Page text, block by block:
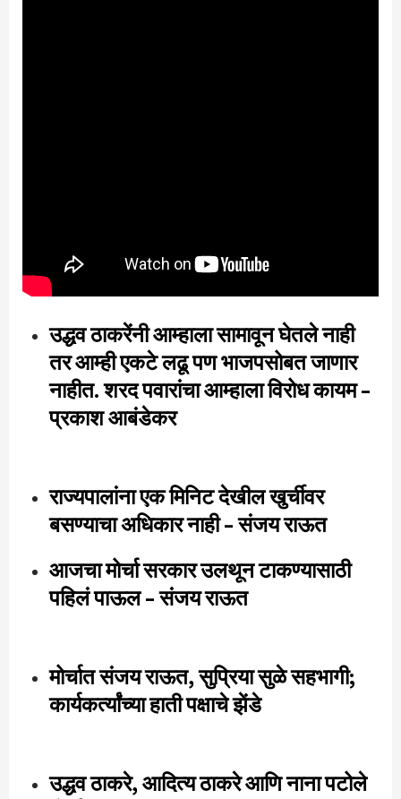
उद्धव ठाकरेंनी आम्हाला सामावून घेतले नाही
तर आम्ही एकटे लढू पण भाजपसोबत जाणार
नाहीत. शरद पवारांचा आम्हाला विरोध कायम –
प्रकाश आबंडेकर
राज्यपालांना एक मिनिट देखील खुर्चीवर
बसण्याचा अधिकार नाही – संजय राऊत
आजचा मोर्चा सरकार उलथून टाकण्यासाठी
पहिलं पाऊल – संजय राऊत
मोर्चात संजय राऊत, सुप्रिया सुळे सहभागी;
कार्यकर्त्यांच्या हाती पक्षाचे झेंडे
उद्धव ठाकरे, आदित्य ठाकरे आणि नाना पटोले